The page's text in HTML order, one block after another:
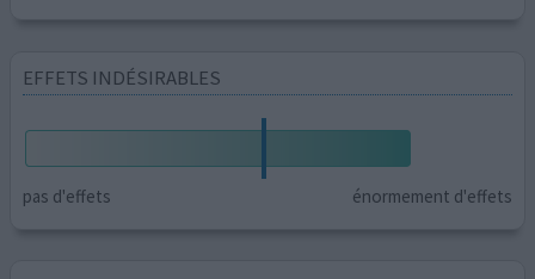
EFFETS INDÉSIRABLES
pas d'effets énormement d'effets